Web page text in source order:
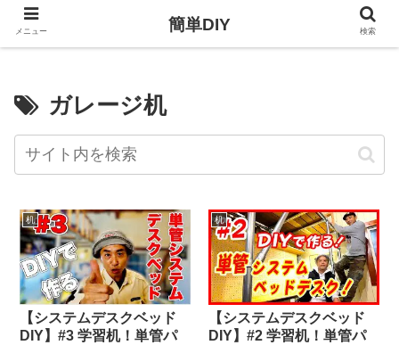
ガレージ机
机
【システムデスクベッド
DIY】#3 学習机！単管パ
机
【システムデスクベッド
DIY】#2 学習机！単管パ
メニュー 簡単DIY 検索